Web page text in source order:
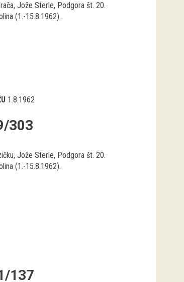
Jože Sterle, Podgora št. 20.
(1.-15.8.1962).
1.8.1962
303
Jože Sterle, Podgora št. 20.
(1.-15.8.1962).
137